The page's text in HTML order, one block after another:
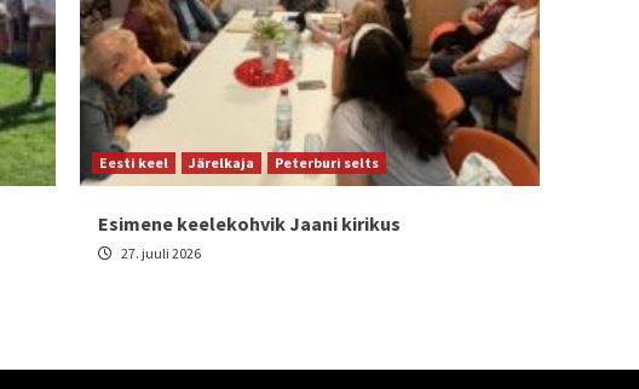
Eesti keel Järelkaja Peterburi selts
Esimene keelekohvik Jaani kirikus
27. juuli 2026